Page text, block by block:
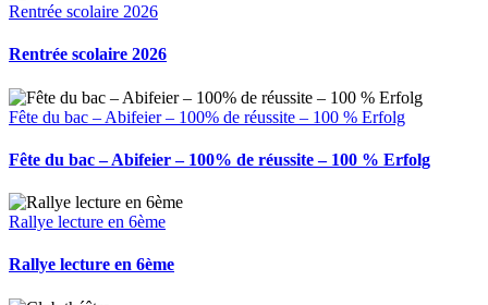
Rentrée scolaire 2026
Rentrée scolaire 2026
Fête du bac – Abifeier – 100% de réussite – 100 % Erfolg
Fête du bac – Abifeier – 100% de réussite – 100 % Erfolg
Rallye lecture en 6ème
Rallye lecture en 6ème